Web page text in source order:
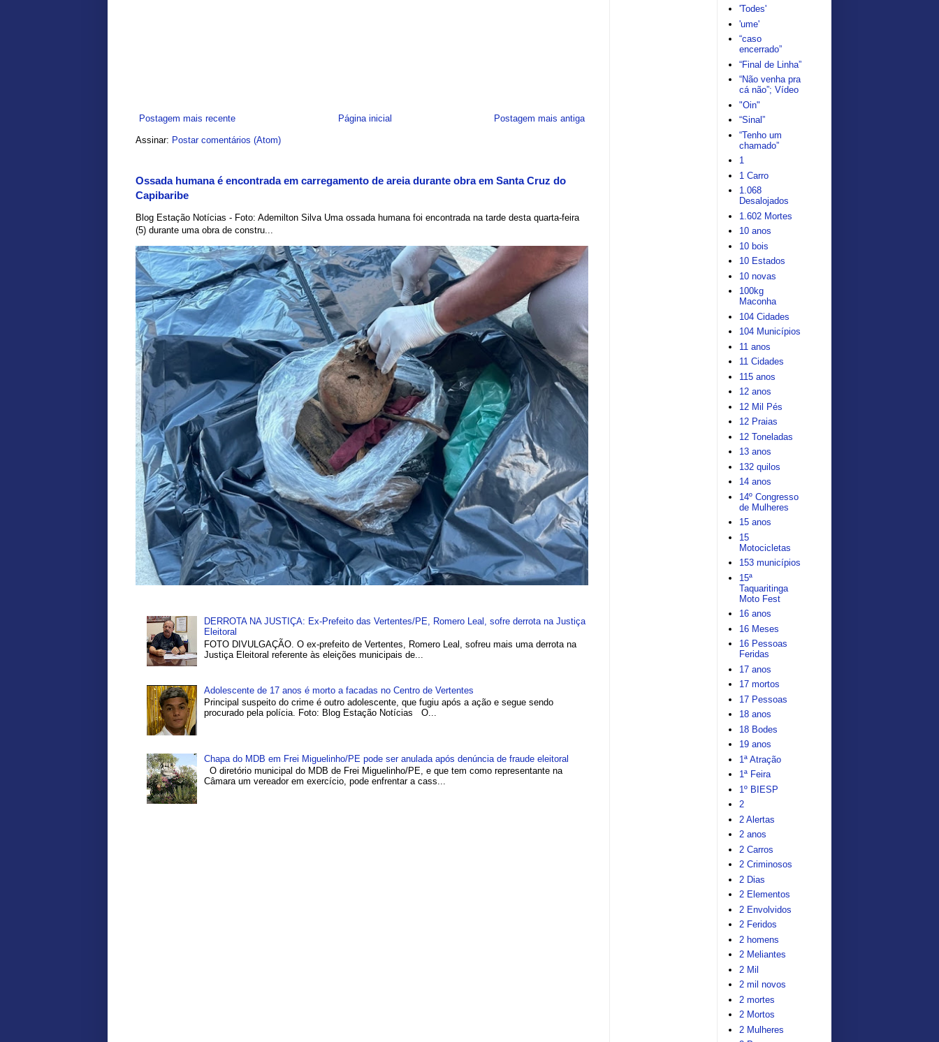
Postagem mais recente Postagem mais antiga
Página inicial
Assinar: Postar comentários (Atom)
Ossada humana é encontrada em carregamento de areia durante obra em Santa Cruz do
Capibaribe
Blog Estação Notícias - Foto: Ademilton Silva Uma ossada humana foi encontrada na tarde desta quarta-feira
(5) durante uma obra de constru...
DERROTA NA JUSTIÇA: Ex-Prefeito das Vertentes/PE, Romero Leal, sofre derrota na Justiça
Eleitoral
FOTO DIVULGAÇÃO. O ex-prefeito de Vertentes, Romero Leal, sofreu mais uma derrota na
Justiça Eleitoral referente às eleições municipais de...
Adolescente de 17 anos é morto a facadas no Centro de Vertentes
Principal suspeito do crime é outro adolescente, que fugiu após a ação e segue sendo
procurado pela polícia. Foto: Blog Estação Notícias O...
Chapa do MDB em Frei Miguelinho/PE pode ser anulada após denúncia de fraude eleitoral
O diretório municipal do MDB de Frei Miguelinho/PE, e que tem como representante na
Câmara um vereador em exercício, pode enfrentar a cass...
'Todes'
'ume'
“caso
encerrado”
“Final de Linha”
“Não venha pra
cá não”; Vídeo
"Oin"
“Sinal”
“Tenho um
chamado”
1
1 Carro
1.068
Desalojados
1.602 Mortes
10 anos
10 bois
10 Estados
10 novas
100kg
Maconha
104 Cidades
104 Municípios
11 anos
11 Cidades
115 anos
12 anos
12 Mil Pés
12 Praias
12 Toneladas
13 anos
132 quilos
14 anos
14º Congresso
de Mulheres
15 anos
15
Motocicletas
153 municípios
15ª
Taquaritinga
Moto Fest
16 anos
16 Meses
16 Pessoas
Feridas
17 anos
17 mortos
17 Pessoas
18 anos
18 Bodes
19 anos
1ª Atração
1ª Feira
1º BIESP
2
2 Alertas
2 anos
2 Carros
2 Criminosos
2 Dias
2 Elementos
2 Envolvidos
2 Feridos
2 homens
2 Meliantes
2 Mil
2 mil novos
2 mortes
2 Mortos
2 Mulheres